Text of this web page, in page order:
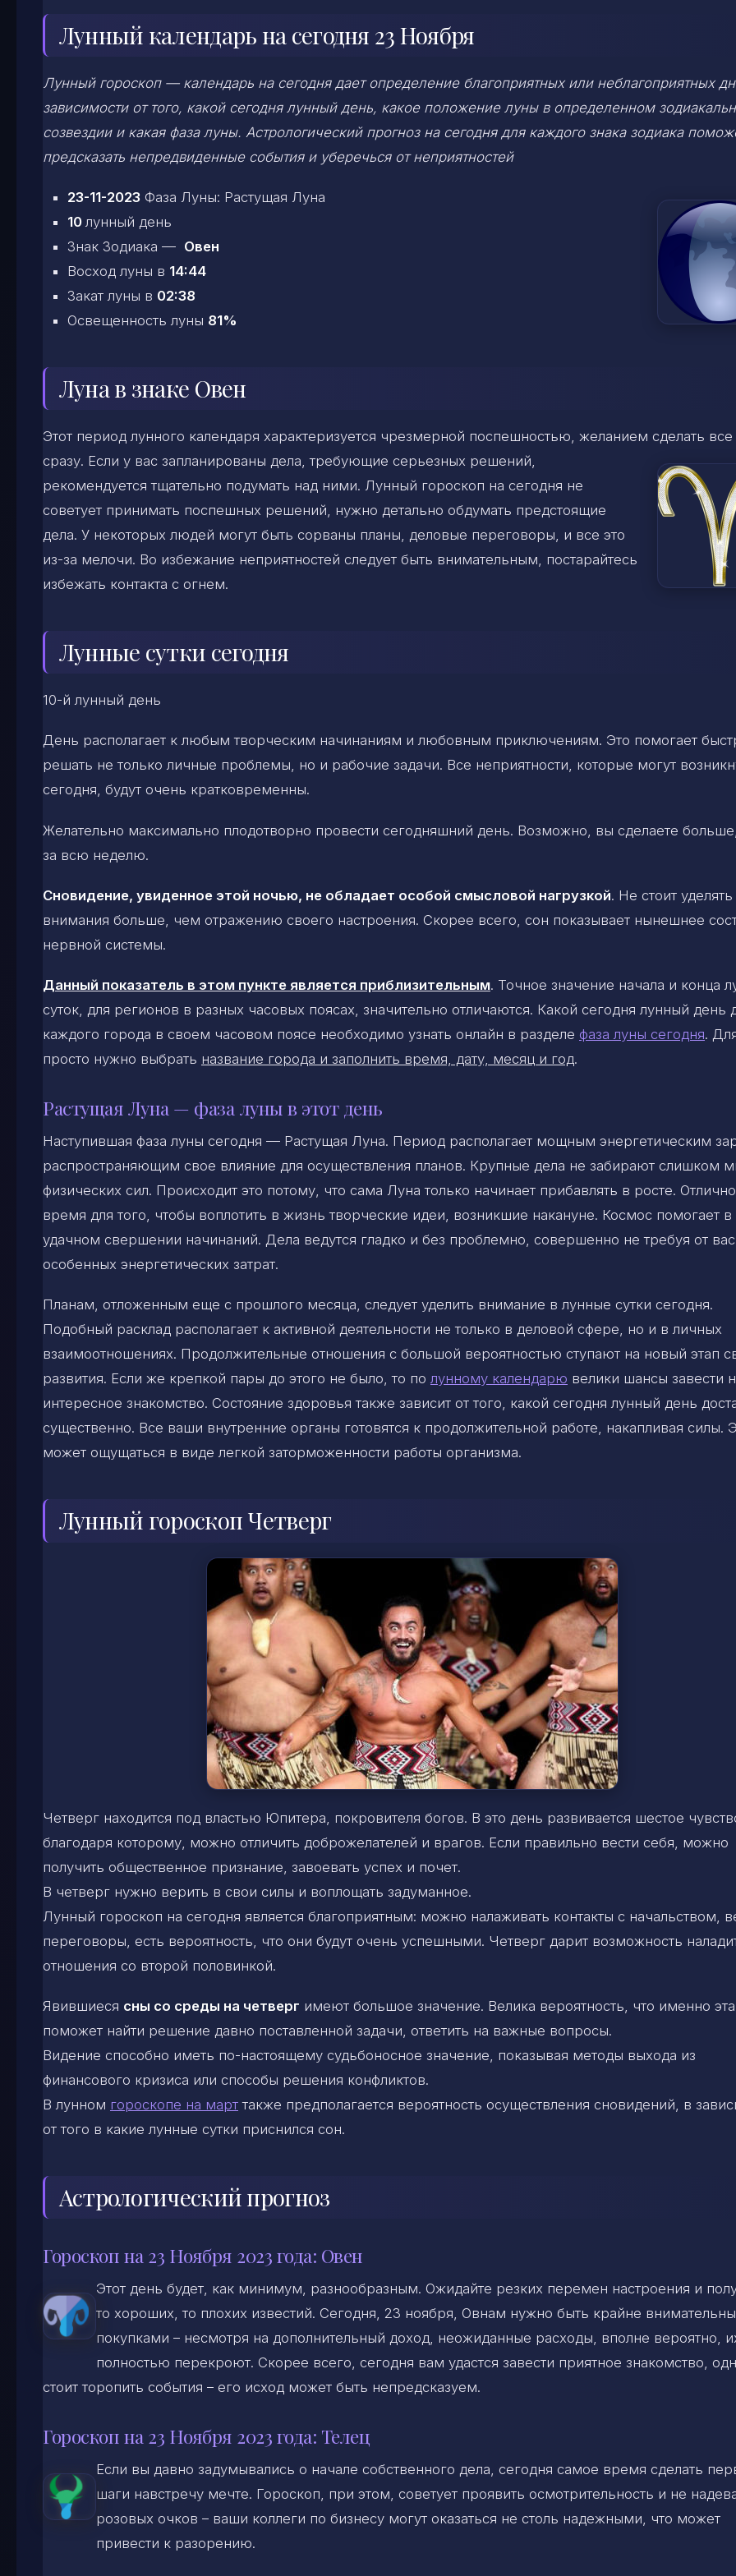
Лунный календарь на сегодня 23 Ноября
Лунный гороскоп — календарь на сегодня дает определение благоприятных или неблагоприятных
зависимости от того, какой сегодня лунный день, какое положение луны в определенном
созвездии и какая фаза луны. Астрологический прогноз на сегодня для каждого знака зодиака
предсказать непредвиденные события и уберечься от неприятностей
23-11-2023 Фаза Луны: Растущая Луна
10лунный день
Знак Зодиака — Овен
Восход луны в 14:44
Закат луны в 02:38
Освещенность луны 81%
Луна в знаке Овен
Этот период лунного календаря характеризуется чрезмерной поспешностью, желанием сделать
сразу. Если у вас запланированы дела, требующие серьезных решений,
рекомендуется тщательно подумать над ними. Лунный гороскоп на сегодня не
советует принимать поспешных решений, нужно детально обдумать предстоящие
дела. У некоторых людей могут быть сорваны планы, деловые переговоры, и все это
из-за мелочи. Во избежание неприятностей следует быть внимательным, постарайтесь
избежать контакта с огнем.
Лунные сутки сегодня
10-й лунный день
День располагает к любым творческим начинаниям и любовным приключениям. Это помогает
решать не только личные проблемы, но и рабочие задачи. Все неприятности, которые могут
сегодня, будут очень кратковременны.
Желательно максимально плодотворно провести сегодняшний день. Возможно, вы сделаете
за всю неделю.
Сновидение, увиденное этой ночью, не обладает особой смысловой нагрузкой. Не стоит
внимания больше, чем отражению своего настроения. Скорее всего, сон показывает нынешнее
нервной системы.
Данный показатель в этом пункте является приблизительным. Точное значение начала и конца
суток, для регионов в разных часовых поясах, значительно отличаются. Какой сегодня лунный день
каждого города в своем часовом поясе необходимо узнать онлайн в разделе фаза луны сегодня.
просто нужно выбрать название города и заполнить время, дату, месяц и год.
Растущая Луна — фаза луны в этот день
Наступившая фаза луны сегодня — Растущая Луна. Период располагает мощным энергетическим
распространяющим свое влияние для осуществления планов. Крупные дела не забирают слишком
физических сил. Происходит это потому, что сама Луна только начинает прибавлять в росте.
время для того, чтобы воплотить в жизнь творческие идеи, возникшие накануне. Космос помогает в
удачном свершении начинаний. Дела ведутся гладко и без проблемно, совершенно не требуя от вас
особенных энергетических затрат.
Планам, отложенным еще с прошлого месяца, следует уделить внимание в лунные сутки сегодня.
Подобный расклад располагает к активной деятельности не только в деловой сфере, но и в личных
взаимоотношениях. Продолжительные отношения с большой вероятностью ступают на новый этап
развития. Если же крепкой пары до этого не было, то по лунному календарю велики шансы завести
интересное знакомство. Состояние здоровья также зависит от того, какой сегодня лунный день
существенно. Все ваши внутренние органы готовятся к продолжительной работе, накапливая силы.
может ощущаться в виде легкой заторможенности работы организма.
Лунный гороскоп Четверг
Четверг находится под властью Юпитера, покровителя богов. В это день развивается шестое
благодаря которому, можно отличить доброжелателей и врагов. Если правильно вести себя, можно
получить общественное признание, завоевать успех и почет.
В четверг нужно верить в свои силы и воплощать задуманное.
Лунный гороскоп на сегодня является благоприятным: можно налаживать контакты с начальством,
переговоры, есть вероятность, что они будут очень успешными. Четверг дарит возможность
отношения со второй половинкой.
Явившиеся сны со среды на четверг имеют большое значение. Велика вероятность, что именно
поможет найти решение давно поставленной задачи, ответить на важные вопросы.
Видение способно иметь по-настоящему судьбоносное значение, показывая методы выхода из
финансового кризиса или способы решения конфликтов.
В лунном гороскопе на март также предполагается вероятность осуществления сновидений, в
от того в какие лунные сутки приснился сон.
Астрологический прогноз
Гороскоп на 23 Ноября 2023 года: Овен
Этот день будет, как минимум, разнообразным. Ожидайте резких перемен настроения и
то хороших, то плохих известий. Сегодня, 23 ноября, Овнам нужно быть крайне
покупками – несмотря на дополнительный доход, неожиданные расходы, вполне вероятно,
полностью перекроют. Скорее всего, сегодня вам удастся завести приятное знакомство,
стоит торопить события – его исход может быть непредсказуем.
Гороскоп на 23 Ноября 2023 года: Телец
Если вы давно задумывались о начале собственного дела, сегодня самое время сделать
шаги навстречу мечте. Гороскоп, при этом, советует проявить осмотрительность и не
розовых очков – ваши коллеги по бизнесу могут оказаться не столь надежными, что может
привести к разорению.